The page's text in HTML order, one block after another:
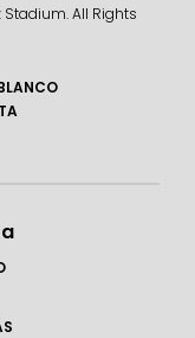
All Rights